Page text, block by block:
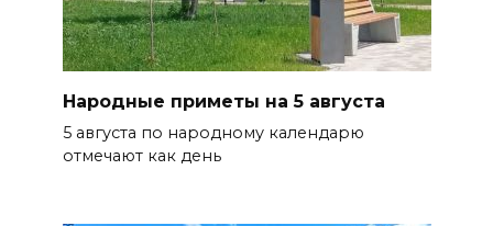
Народные приметы на 5 августа
5 августа по народному календарю
отмечают как день